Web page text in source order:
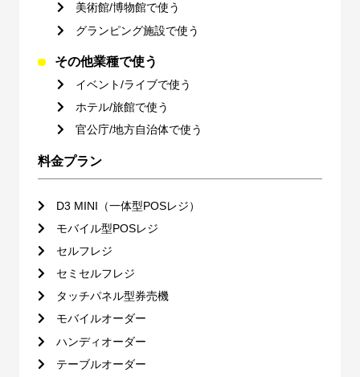
美術館/博物館で使う
グランピング施設で使う
その他業種で使う
イベント/ライブで使う
ホテル/旅館で使う
官公庁/地方自治体で使う
料金プラン
D3 MINI（一体型POSレジ）
モバイル型POSレジ
セルフレジ
セミセルフレジ
タッチパネル型券売機
モバイルオーダー
ハンディオーダー
テーブルオーダー